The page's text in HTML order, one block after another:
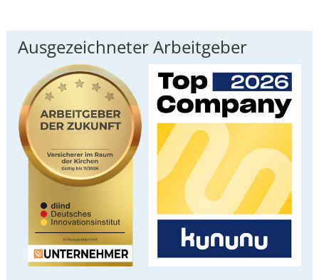
Ausgezeichneter Arbeitgeber